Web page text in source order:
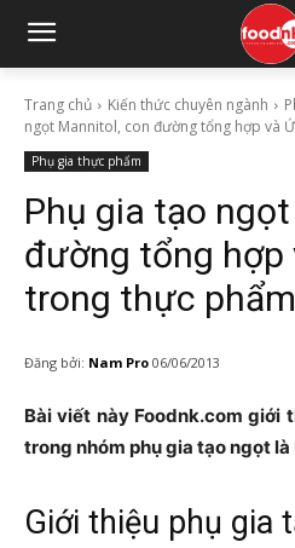
Trang chủ Kiến thức chuyên ngành
ngọt Mannitol, con đường tổng hợp và
Phụ gia thực phẩm
Phụ gia tạo
đường tổng hợp
trong thực phẩm
Đăng bởi: Nam Pro 06/06/2013
Bài viết này Foodnk.com giới
trong nhóm phụ gia tạo ngọt
Giới thiệu phụ gia